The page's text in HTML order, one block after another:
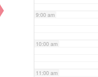
9:00 am
10:00 am
11:00 am